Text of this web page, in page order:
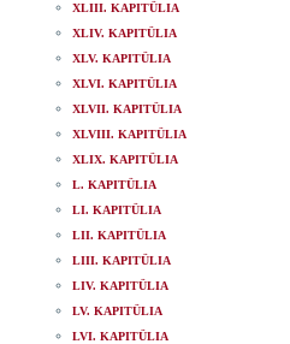
XLIII. KAPITÜLIA
XLIV. KAPITÜLIA
XLV. KAPITÜLIA
XLVI. KAPITÜLIA
XLVII. KAPITÜLIA
XLVIII. KAPITÜLIA
XLIX. KAPITÜLIA
L. KAPITÜLIA
LI. KAPITÜLIA
LII. KAPITÜLIA
LIII. KAPITÜLIA
LIV. KAPITÜLIA
LV. KAPITÜLIA
LVI. KAPITÜLIA